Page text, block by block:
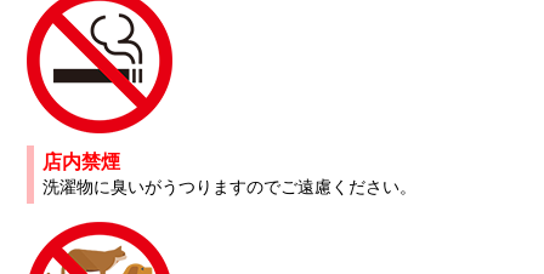
店内禁煙
洗濯物に臭いがうつりますのでご遠慮ください。